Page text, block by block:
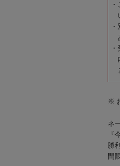
※
ネ
『
勝
間